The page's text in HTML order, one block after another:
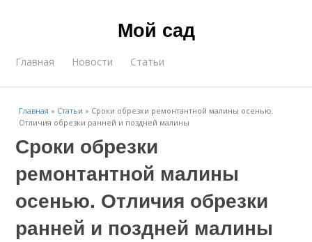
Мой сад
Главная Новости Статьи
Главная » Статьи » Сроки обрезки ремонтантной малины осенью.
Отличия обрезки ранней и поздней малины
Сроки обрезки
ремонтантной малины
осенью. Отличия обрезки
ранней и поздней малины